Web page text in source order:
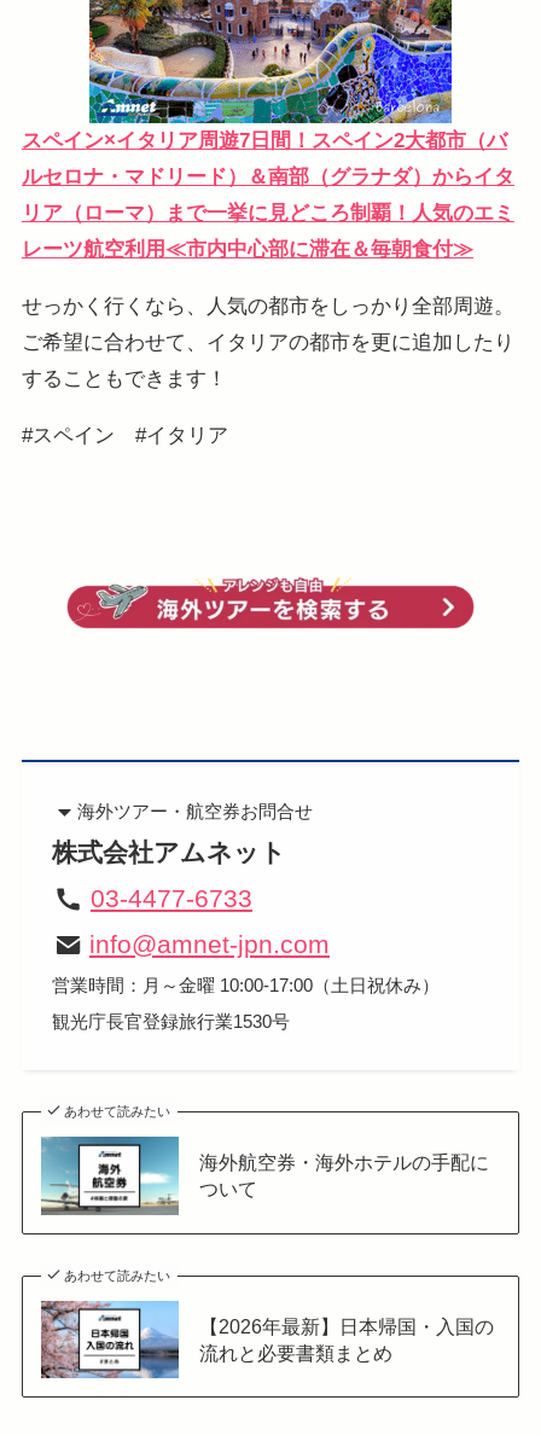
スペイン×イタリア周遊7日間！スペイン2大都市（バ
ルセロナ・マドリード）＆南部（グラナダ）からイタ
リア（ローマ）まで一挙に見どころ制覇！人気のエミ
レーツ航空利用≪市内中心部に滞在＆毎朝食付≫
せっかく行くなら、人気の都市をしっかり全部周遊。
ご希望に合わせて、イタリアの都市を更に追加したり
することもできます！
#スペイン #イタリア
海外ツアー・航空券お問合せ
株式会社アムネット
03-4477-6733
info@amnet-jpn.com
営業時間：月～金曜 10:00-17:00（土日祝休み）
観光庁長官登録旅行業1530号
あわせて読みたい
海外航空券・海外ホテルの手配に
ついて
あわせて読みたい
【2026年最新】日本帰国・入国の
流れと必要書類まとめ